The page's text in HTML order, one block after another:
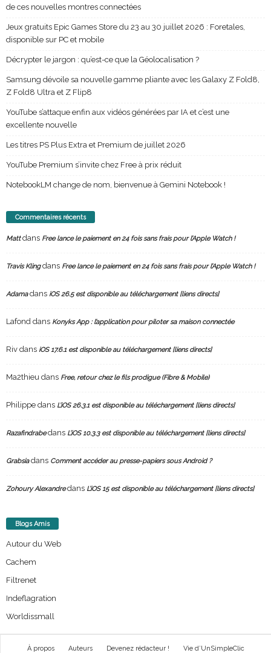
de ces nouvelles montres connectées
Jeux gratuits Epic Games Store du 23 au 30 juillet 2026 : Foretales,
disponible sur PC et mobile
Décrypter le jargon : qu’est-ce que la Géolocalisation ?
Samsung dévoile sa nouvelle gamme pliante avec les Galaxy Z Fold8,
Z Fold8 Ultra et Z Flip8
YouTube s’attaque enfin aux vidéos générées par IA et c’est une
excellente nouvelle
Les titres PS Plus Extra et Premium de juillet 2026
YouTube Premium s’invite chez Free à prix réduit
NotebookLM change de nom, bienvenue à Gemini Notebook !
Commentaires récents
Mattdans Free lance le paiement en 24 fois sans frais pour l’Apple Watch !
Travis Klingdans Free lance le paiement en 24 fois sans frais pour l’Apple Watch !
Adamadans iOS 26.5 est disponible au téléchargement [liens directs]
Lafond dans Konyks App : l’application pour piloter sa maison connectée
Riv dans iOS 17.6.1 est disponible au téléchargement [liens directs]
Ma2thieu dans Free, retour chez le fils prodigue (Fibre & Mobile)
Philippe dans L’iOS 26.3.1 est disponible au téléchargement [liens directs]
Razafindrabedans L’iOS 10.3.3 est disponible au téléchargement [liens directs]
Grabsiadans Comment accéder au presse-papiers sous Android ?
Zohoury Alexandredans L’iOS 15 est disponible au téléchargement [liens directs]
Blogs Amis
Autour du Web
Cachem
Filtrenet
Indeflagration
Worldissmall
À propos Auteurs Devenez rédacteur ! Vie d’UnSimpleClic